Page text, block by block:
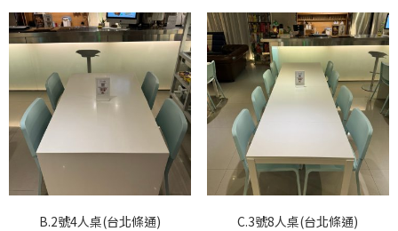
B.2號4人桌(台北條通) C.3號8人桌(台北條通)